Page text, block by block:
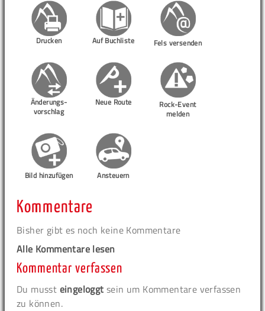
Drucken Auf Buchliste Fels versenden
Änderungs-
vorschlag
Neue Route
Rock-Event
melden
Bild hinzufügen Ansteuern
Kommentare
Bisher gibt es noch keine Kommentare
Alle Kommentare lesen
Kommentar verfassen
Du musst eingeloggt sein um Kommentare verfassen
zu können.